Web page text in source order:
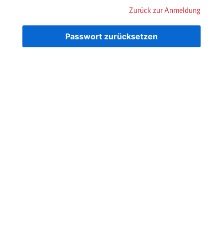
Zurück zur Anmeldung
Passwort zurücksetzen